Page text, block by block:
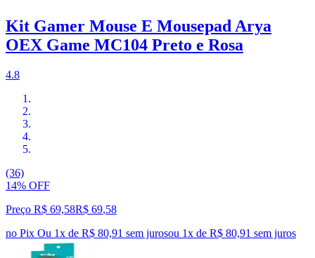
Kit Gamer Mouse E Mousepad Arya
OEX Game MC104 Preto e Rosa
4.8
(36)
14% OFF
Preço R$ 69,58R$ 69,58
no Pix Ou 1x de R$ 80,91 sem jurosou 1x de R$ 80,91 sem juros